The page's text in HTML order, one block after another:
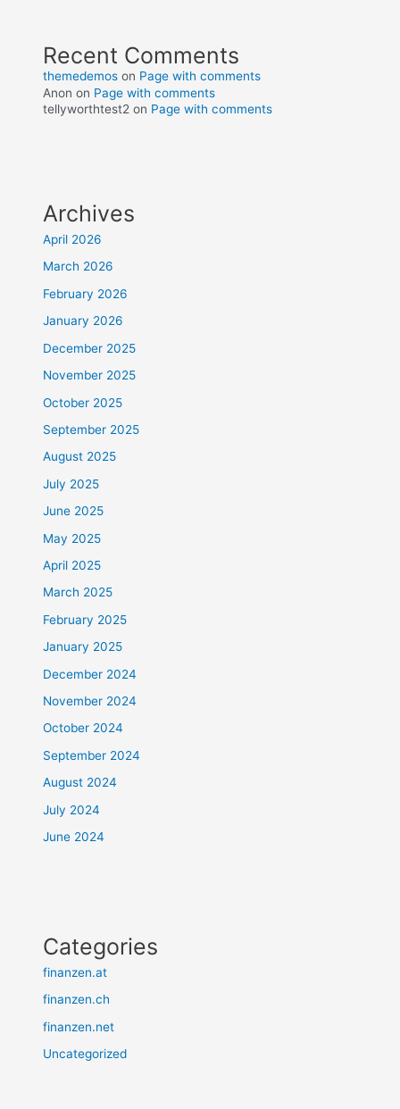
Recent Comments
themedemos on Page with comments
Anon on Page with comments
tellyworthtest2 on Page with comments
Archives
April 2026
March 2026
February 2026
January 2026
December 2025
November 2025
October 2025
September 2025
August 2025
July 2025
June 2025
May 2025
April 2025
March 2025
February 2025
January 2025
December 2024
November 2024
October 2024
September 2024
August 2024
July 2024
June 2024
Categories
finanzen.at
finanzen.ch
finanzen.net
Uncategorized